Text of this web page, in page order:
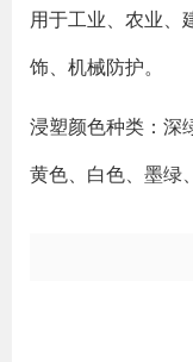
用于工业、农业、
饰、机械防护。
浸塑颜色种类：深
黄色、白色、墨绿